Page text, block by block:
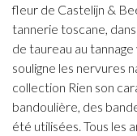
fleur de Castelijn &
tannerie toscane,
de taureau au
souligne les nervures
collection Rien son
bandoulière, des
été utilisées. Tous les